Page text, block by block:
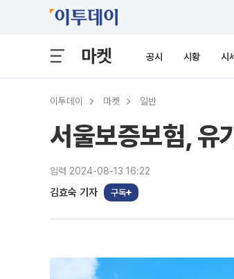
마켓 공시 시황 시세
이투데이 마켓 일반
서울보증보험, 유
입력 2024-08-13 16:22
김효숙 기자 구독